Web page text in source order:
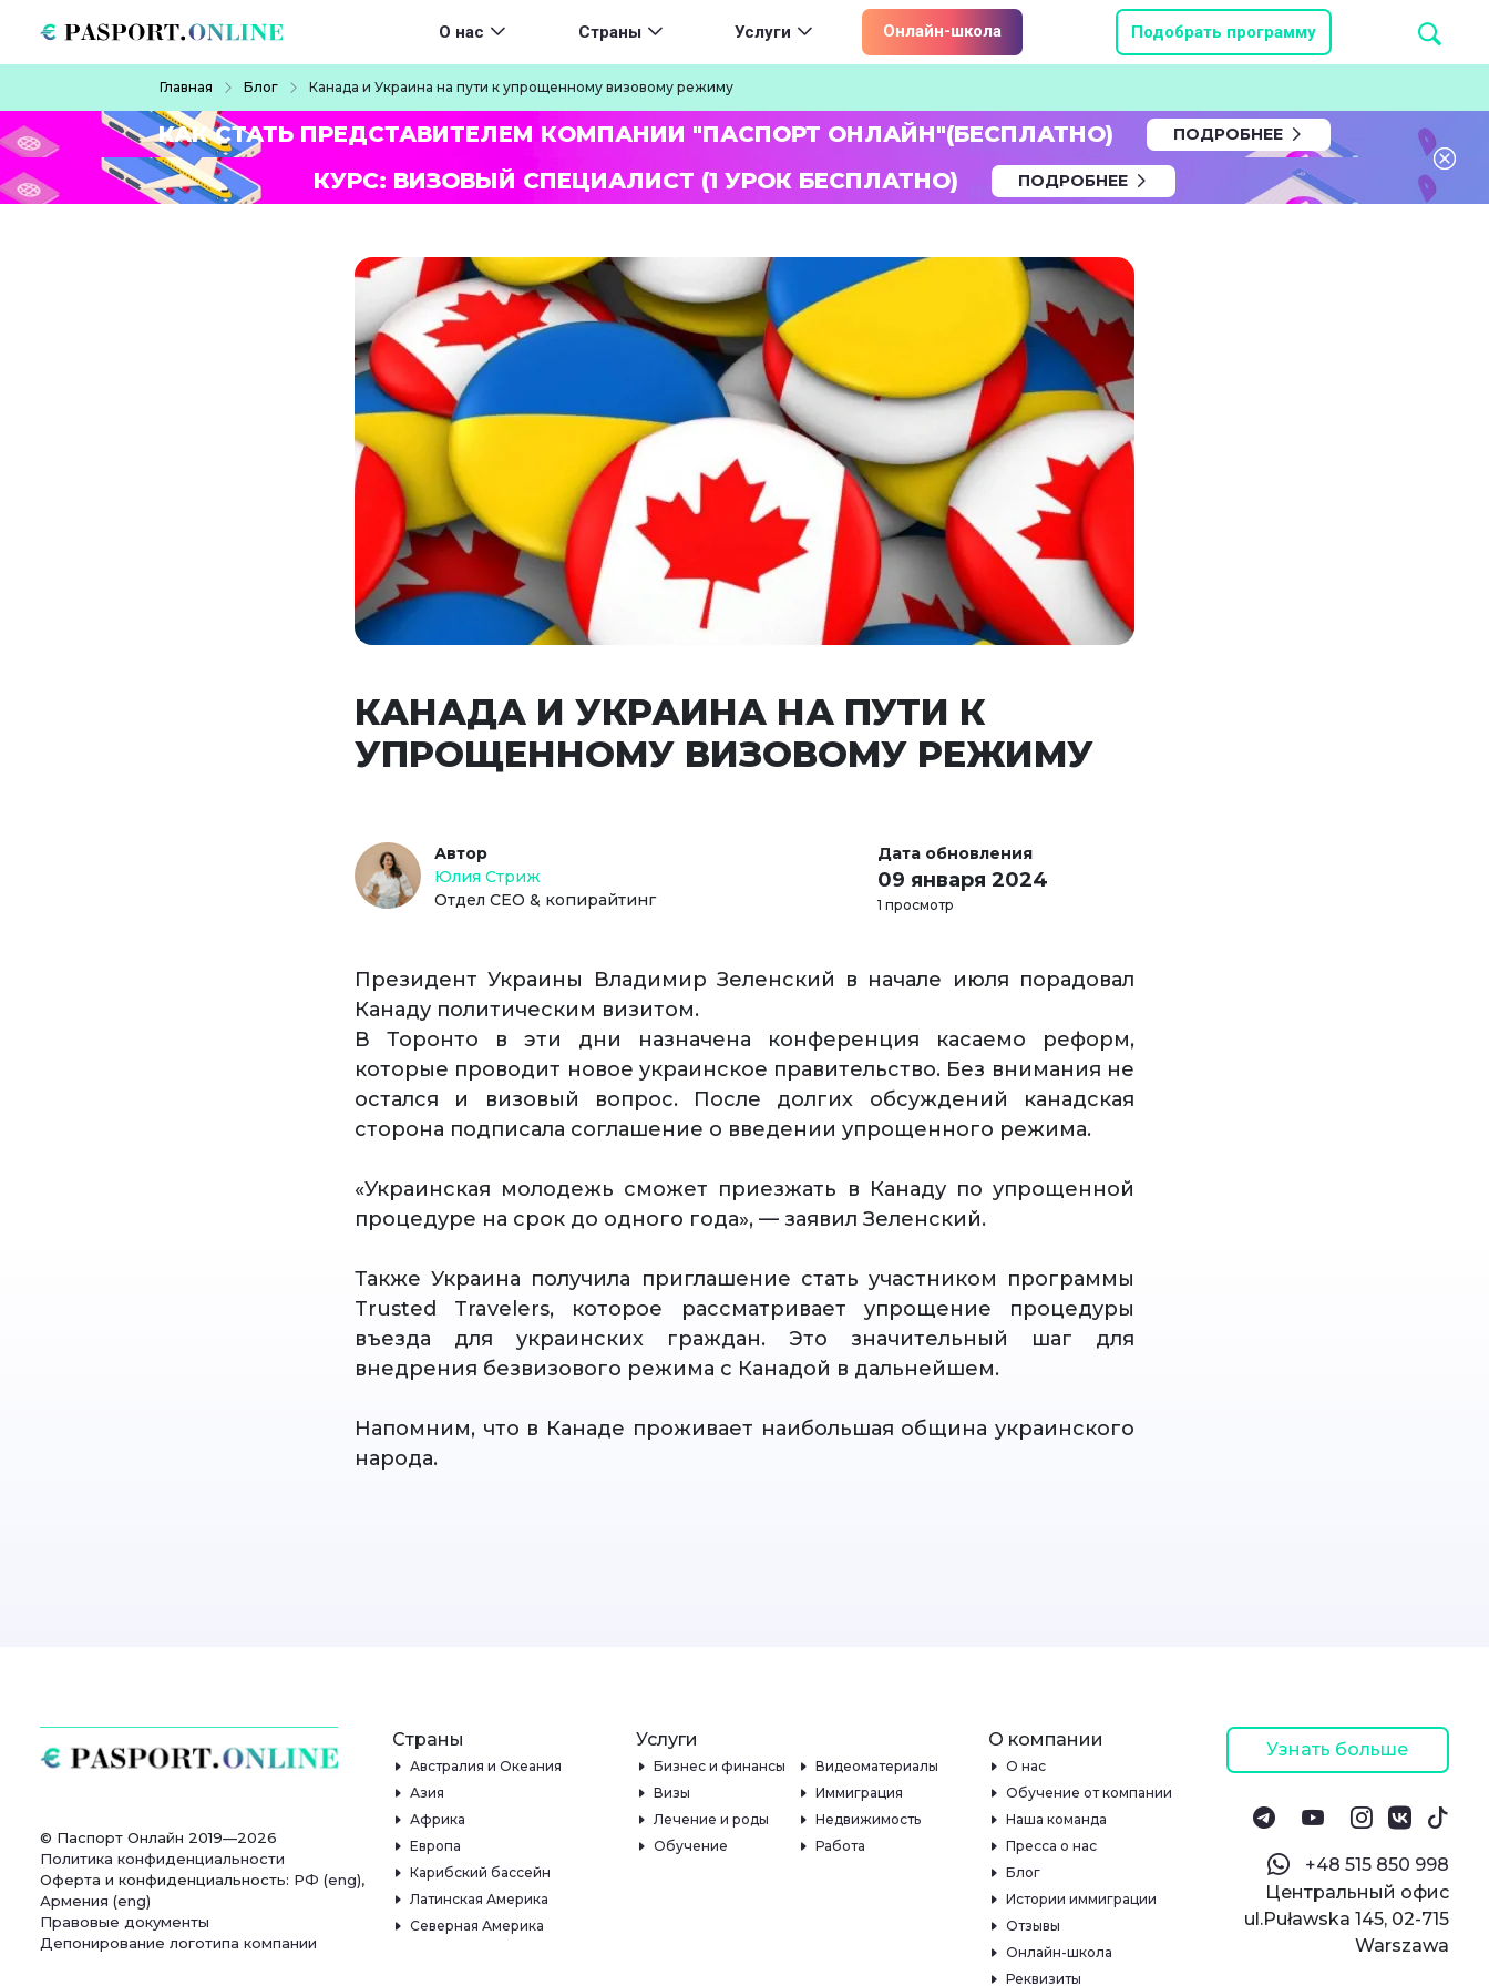
Main navigation
О нас Страны Услуги Онлайн-школа Подобрать программу
Главная Блог Канада и Украина на пути к упрощенному визовому режиму
КАК СТАТЬ ПРЕДСТАВИТЕЛЕМ КОМПАНИИ "ПАСПОРТ ОНЛАЙН"(БЕСПЛАТНО) ПОДРОБНЕЕ
КУРС: ВИЗОВЫЙ СПЕЦИАЛИСТ (1 УРОК БЕСПЛАТНО) ПОДРОБНЕЕ
КАНАДА И УКРАИНА НА ПУТИ К
УПРОЩЕННОМУ ВИЗОВОМУ РЕЖИМУ
Автор
Юлия Стриж
Отдел СЕО & копирайтинг
Дата обновления
09 января 2024
1 просмотр
Президент Украины Владимир Зеленский в начале июля порадовал
Канаду политическим визитом.
В Торонто в эти дни назначена конференция касаемо реформ,
которые проводит новое украинское правительство. Без внимания не
остался и визовый вопрос. После долгих обсуждений канадская
сторона подписала соглашение о введении упрощенного режима.
«Украинская молодежь сможет приезжать в Канаду по упрощенной
процедуре на срок до одного года», — заявил Зеленский.
Также Украина получила приглашение стать участником программы
Trusted Travelers, которое рассматривает упрощение процедуры
въезда для украинских граждан. Это значительный шаг для
внедрения безвизового режима с Канадой в дальнейшем.
Напомним, что в Канаде проживает наибольшая община украинского
народа.
© Паспорт Онлайн 2019—2026
Политика конфиденциальности
Оферта и конфиденциальность: РФ (eng),
Армения (eng)
Правовые документы
Депонирование логотипа компании
Страны
Австралия и Океания
Азия
Африка
Европа
Карибский бассейн
Латинская Америка
Северная Америка
Услуги
Бизнес и финансы
Видеоматериалы
Визы
Иммиграция
Лечение и роды
Недвижимость
Обучение
Работа
О компании
О нас
Обучение от компании
Наша команда
Пресса о нас
Блог
Истории иммиграции
Отзывы
Онлайн-школа
Реквизиты
Узнать больше
‪+48 515 850 998‬
Центральный офис
ul.Puławska 145, 02-715
Warszawa